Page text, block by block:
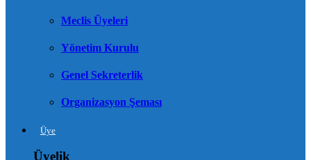
Meclis Üyeleri
Yönetim Kurulu
Genel Sekreterlik
Organizasyon Şeması
Üye
Üyelik